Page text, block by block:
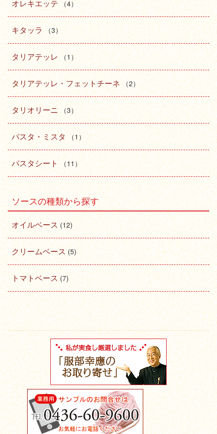
オレキエッテ （4）
キタッラ （3）
タリアテッレ （1）
タリアテッレ・フェットチーネ （2）
タリオリーニ （3）
パスタ・ミスタ （1）
パスタシート （11）
ソースの種類から探す
オイルベース(12)
クリームベース(5)
トマトベース(7)